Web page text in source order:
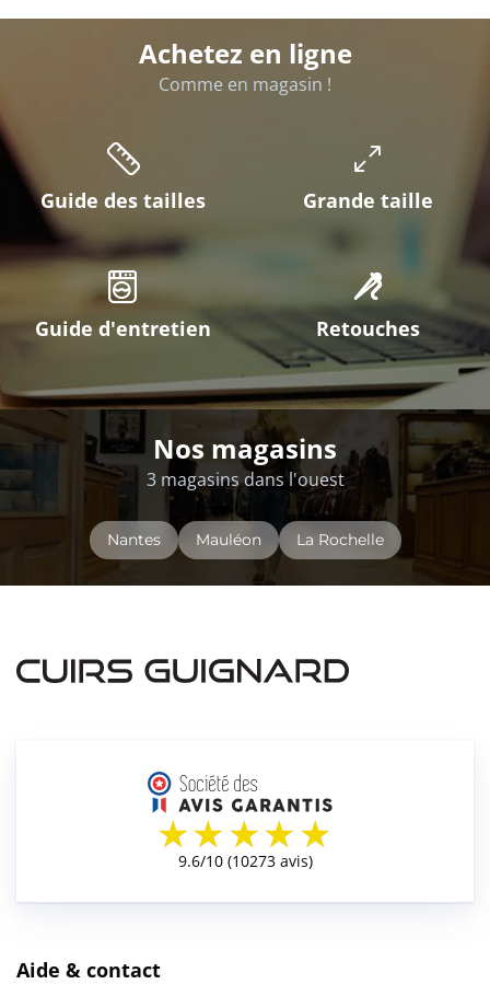
Achetez en ligne
Comme en magasin !
Guide des tailles Grande taille
Guide d'entretien Retouches
Nos magasins
3 magasins dans l'ouest
Nantes Mauléon La Rochelle
Aide & contact